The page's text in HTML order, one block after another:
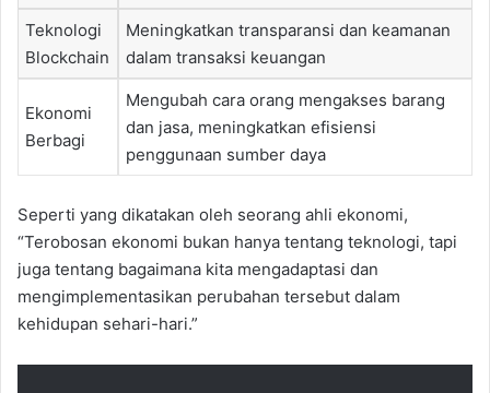
Teknologi
Blockchain
Meningkatkan transparansi dan keamanan
dalam transaksi keuangan
Ekonomi
Berbagi
Mengubah cara orang mengakses barang
dan jasa, meningkatkan efisiensi
penggunaan sumber daya
Seperti yang dikatakan oleh seorang ahli ekonomi,
“Terobosan ekonomi bukan hanya tentang teknologi, tapi
juga tentang bagaimana kita mengadaptasi dan
mengimplementasikan perubahan tersebut dalam
kehidupan sehari-hari.”